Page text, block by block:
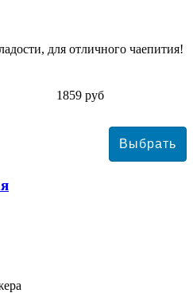
для отличного чаепития!
1859 руб